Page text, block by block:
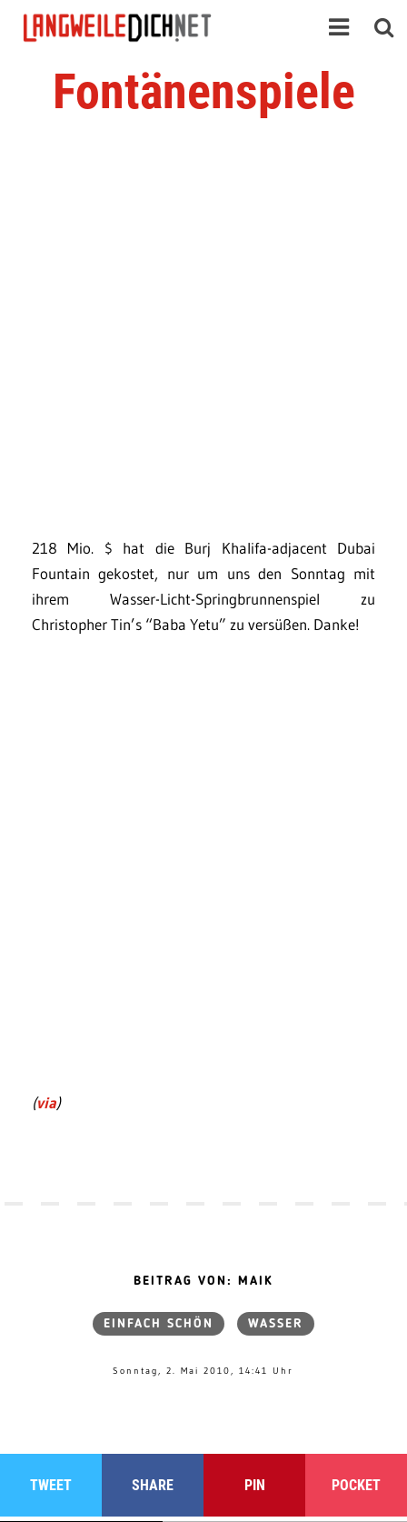
Fontänenspiele
218 Mio. $ hat die Burj Khalifa-adjacent Dubai
Fountain gekostet, nur um uns den Sonntag mit
ihrem Wasser-Licht-Springbrunnenspiel zu
Christopher Tin’s “Baba Yetu” zu versüßen. Danke!
(via)
BEITRAG VON: MAIK
EINFACH SCHÖN WASSER
Sonntag, 2. Mai 2010, 14:41 Uhr
TWEET SHARE PIN POCKET